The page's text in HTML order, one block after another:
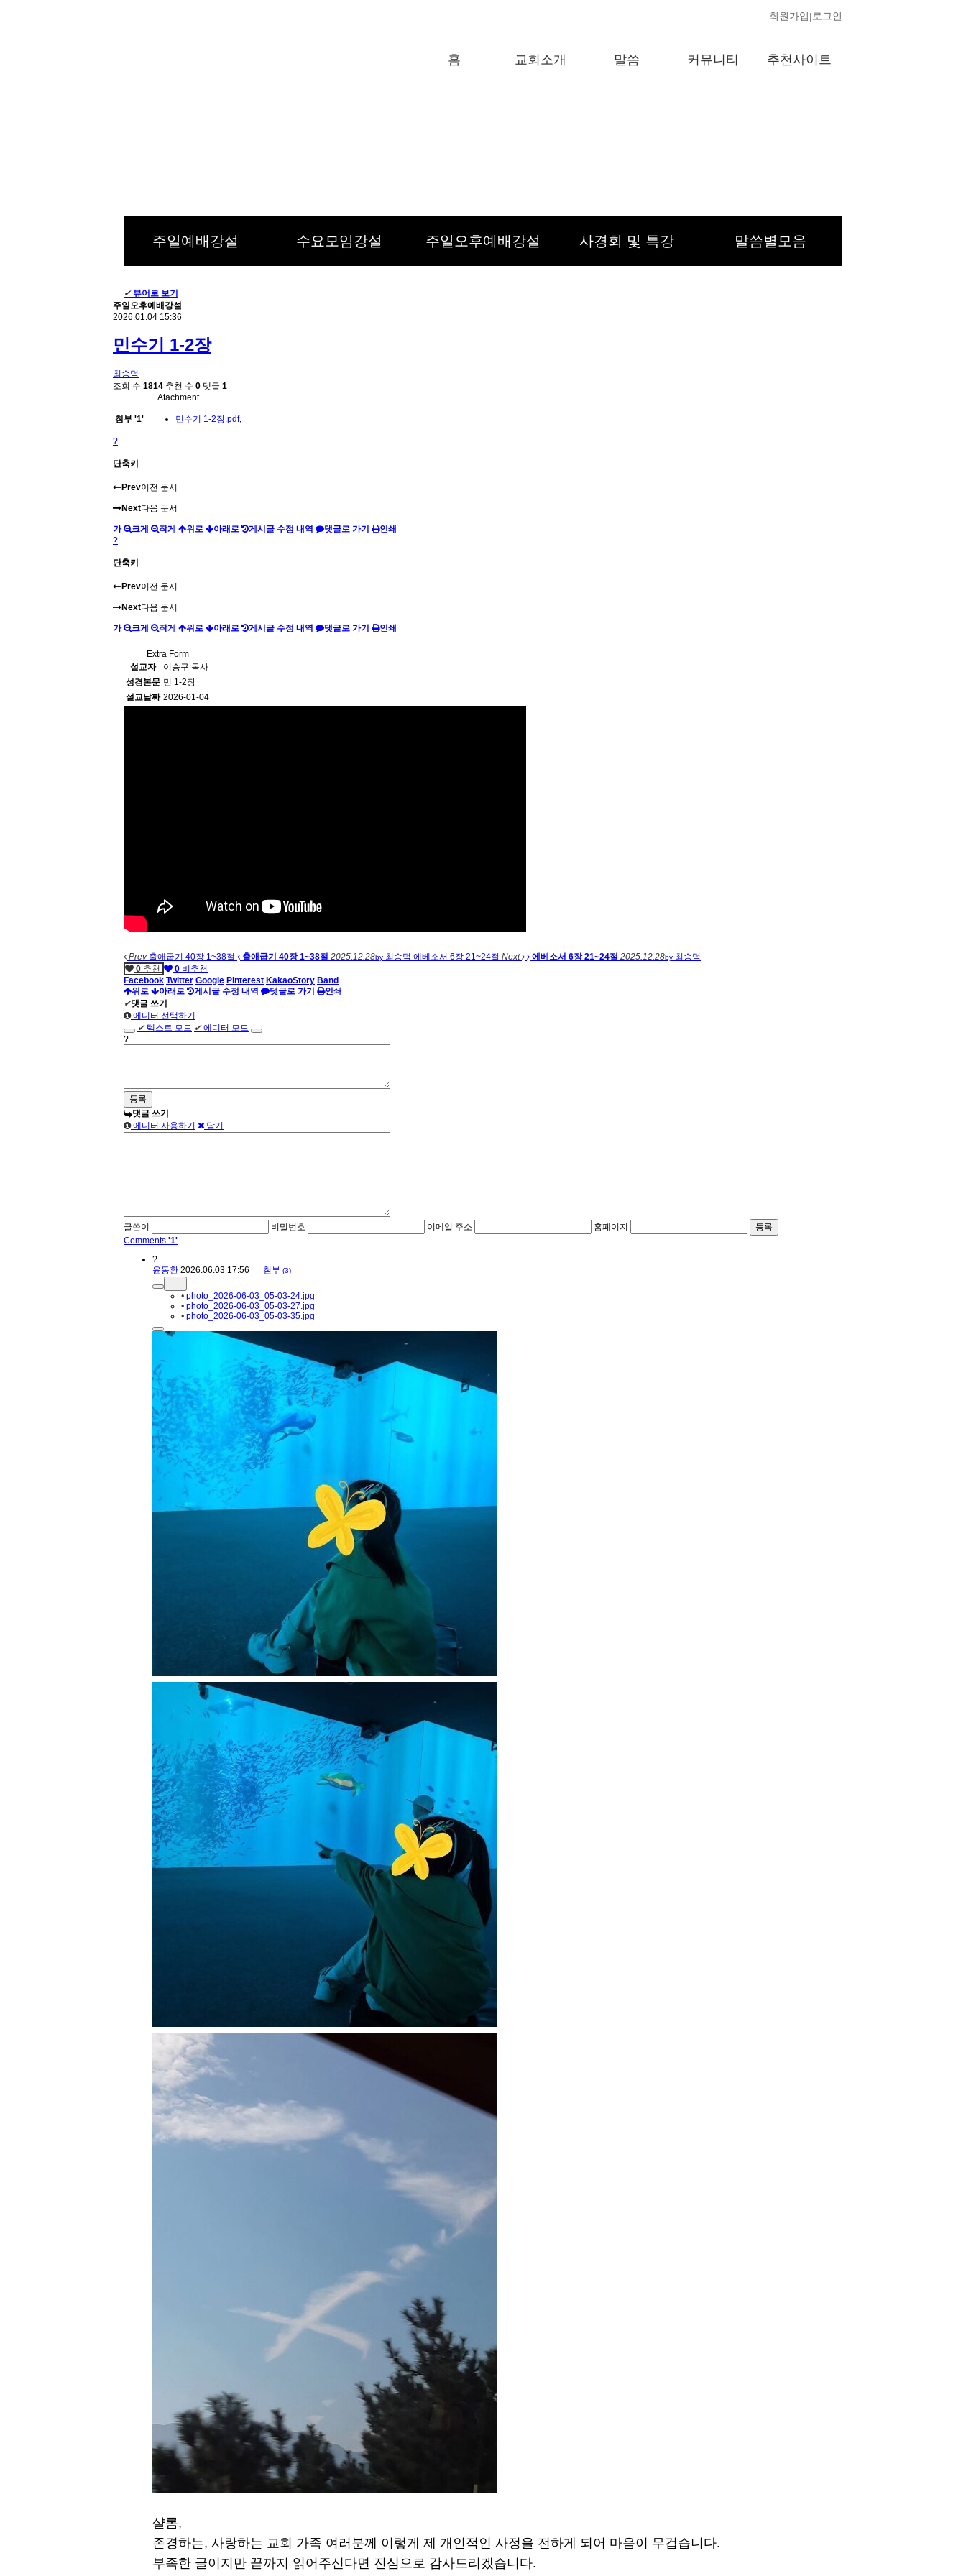
회원가입|로그인
홈 교회소개 말씀 커뮤니티 추천사이트
주일예배강설 수요모임강설 주일오후예배강설 사경회 및 특강 말씀별모음
✔ 뷰어로 보기
주일오후예배강설
2026.01.04 15:36
민수기 1-2장
최승덕
조회 수 1814 추천 수 0 댓글 1
Atachment
첨부 '1' 민수기 1-2장.pdf,
?
단축키
Prev이전 문서
Next다음 문서
가 크게 작게 위로 아래로 게시글 수정 내역 댓글로 가기
인쇄
?
단축키
Prev이전 문서
Next다음 문서
가 크게 작게 위로 아래로 게시글 수정 내역 댓글로 가기 인쇄
Extra Form
설교자
이승구 목사
성경본문 민 1-2장
설교날짜 2026-01-04
Prev출애굽기 40장 1~38절 출애굽기 40장 1~38절 2025.12.28by 최승덕 에베소서 6장 21~24절 Next 에베소서 6장 21~24절 2025.12.28by 최승덕
0 추천 0 비추천
Facebook Twitter Google Pinterest KakaoStory Band
위로
아래로 게시글 수정 내역 댓글로 가기
인쇄
✔댓글 쓰기
에디터 선택하기
✔ 텍스트 모드 ✔에디터 모드
?
댓글 쓰기
에디터 사용하기
닫기
글쓴이 비밀번호 이메일 주소
홈페이지
Comments '1'
?
윤동환 2026.06.03 17:56 첨부 (3)
• photo_2026-06-03_05-03-24.jpg
• photo_2026-06-03_05-03-27.jpg
• photo_2026-06-03_05-03-35.jpg
샬롬,
존경하는, 사랑하는 교회 가족 여러분께 이렇게 제 개인적인 사정을 전하게 되어 마음이 무겁습니다.
부족한 글이지만 끝까지 읽어주신다면 진심으로 감사드리겠습니다.